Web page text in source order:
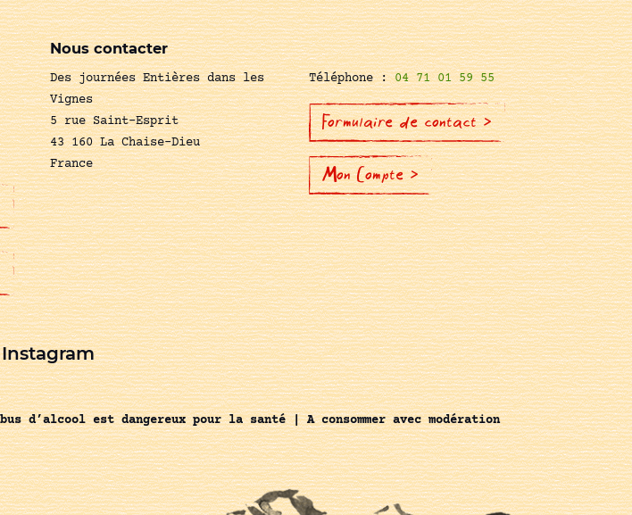
Nous contacter
Des journées Entières dans les
Vignes
5 rue Saint-Esprit
43 160 La Chaise-Dieu
France
Téléphone :04 71 01 59 55
Formulaire de contact >
Mon Compte >
Instagram
est dangereux pour la santé | A consommer avec modération